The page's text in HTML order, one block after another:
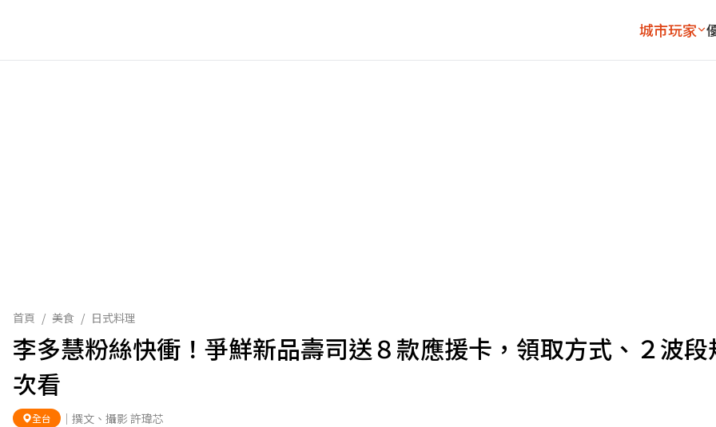
城市玩家
首頁 / 美食 / 日式料理
李多慧粉絲快衝！爭鮮新品壽司送８款應援卡，領取方式、２波段
次看
全台 ｜撰文、攝影 許瑋芯